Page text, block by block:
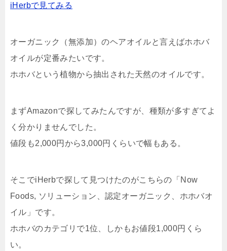
iHerbで見てみる
オーガニック（無添加）のヘアオイルと言えばホホバ
オイルが定番みたいです。
ホホバという植物から抽出された天然のオイルです。
まずAmazonで探してみたんですが、種類が多すぎてよ
く分かりませんでした。
値段も2,000円から3,000円くらいで幅もある。
そこでiHerbで探して見つけたのがこちらの「Now
Foods, ソリューション、認定オーガニック、ホホバオ
イル」です。
ホホバのカテゴリで1位、しかもお値段1,000円くら
い。